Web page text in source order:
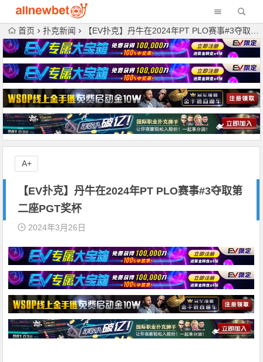
首页 扑克新闻 【EV扑克】丹牛在2024年PT PLO赛事#3夺取第二座PGT奖杯
【EV扑克】丹牛在2024年PT PLO赛事#3夺取第
二座PGT奖杯
2024年3月26日
A+